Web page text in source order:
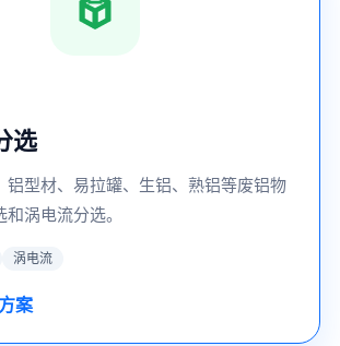
选
铝型材、易拉罐、生铝、熟铝等废铝物
涡电流分选。
涡电流
案